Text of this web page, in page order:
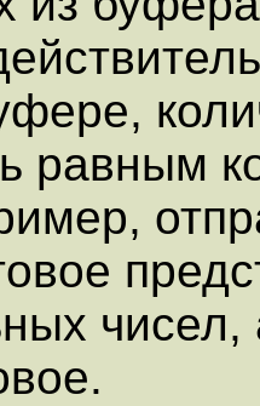
равным
чисел,